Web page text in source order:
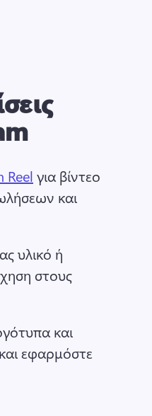
Reel για βίντεο
και
υλικό ή
στους
και
και εφαρμόστε